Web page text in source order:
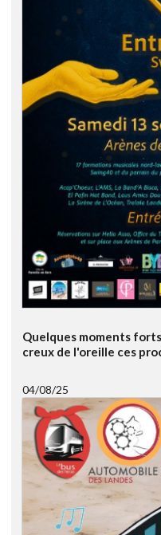
Quelques moments
creux de l'oreille ces
04/08/25